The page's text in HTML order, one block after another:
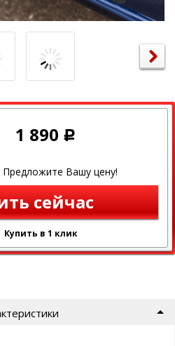
1 890 Р
Предложите Вашу цену!
сейчас
Купить в 1 клик